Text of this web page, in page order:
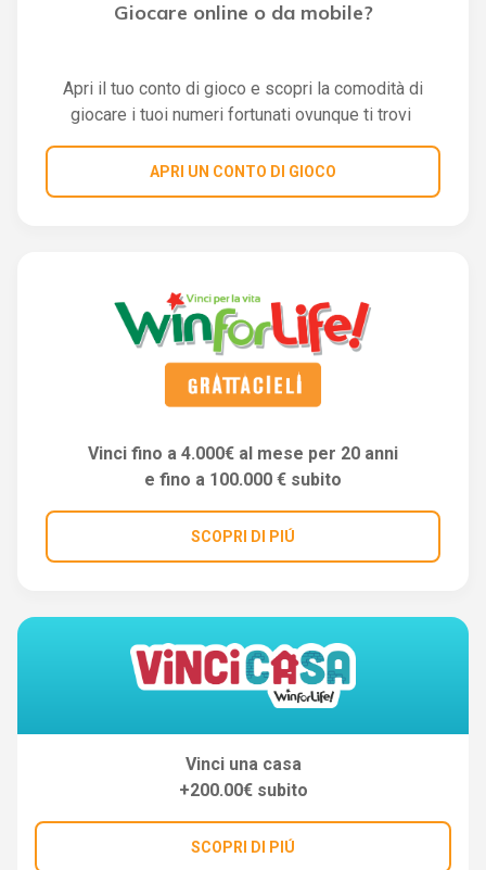
Giocare online o da mobile?
Apri il tuo conto di gioco e scopri la comodità di
giocare i tuoi numeri fortunati ovunque ti trovi
APRI UN CONTO DI GIOCO
Vinci fino a 4.000€ al mese per 20 anni
e fino a 100.000 € subito
SCOPRI DI PIÚ
Vinci una casa
+200.00€ subito
SCOPRI DI PIÚ